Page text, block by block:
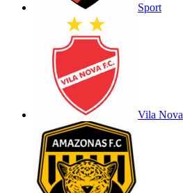
Sport
Vila Nova